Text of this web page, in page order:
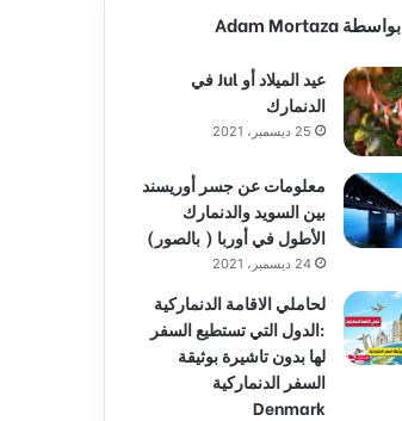
بواسطة Adam Mortaza
عيد الميلاد أو Jul في
الدنمارك
25 ديسمبر، 2021
معلومات عن جسر أوريسند
بين السويد والدنمارك
الأطول في أوربا ( بالصور)
24 ديسمبر، 2021
لحاملي الاقامة الدنماركية
:الدول التي تستطيع السفر
لها بدون تاشيرة بوثيقة
السفر الدنماركية
Denmark